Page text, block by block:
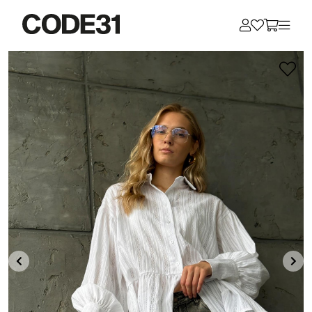
Для клиентов всех банков
Разбейте
оплатуна части
без переплат
График платежей
Сегодня
25